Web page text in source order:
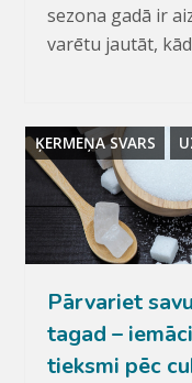
sezona gadā ir
varētu jautāt,
ĶERMEŅA SVARS
Pārvariet
tagad –
tieksmi pēc